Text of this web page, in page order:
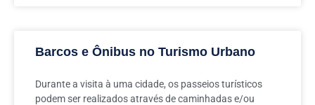
Barcos e Ônibus no Turismo Urbano
Durante a visita à uma cidade, os passeios turísticos
podem ser realizados através de caminhadas e/ou